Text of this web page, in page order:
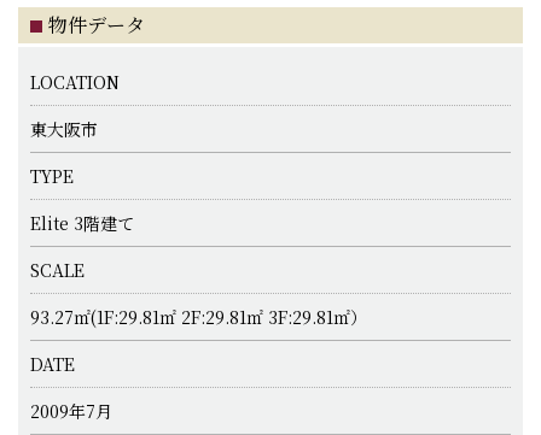
物件データ
LOCATION
東大阪市
TYPE
Elite 3階建て
SCALE
93.27㎡(1F:29.81㎡ 2F:29.81㎡ 3F:29.81㎡）
DATE
2009年7月